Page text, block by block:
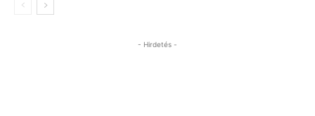
- Hirdetés -